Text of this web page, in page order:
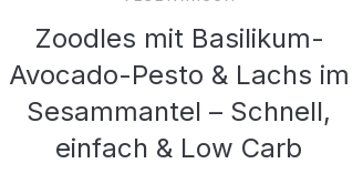
Zoodles mit Basilikum-
Avocado-Pesto & Lachs im
Sesammantel – Schnell,
einfach & Low Carb